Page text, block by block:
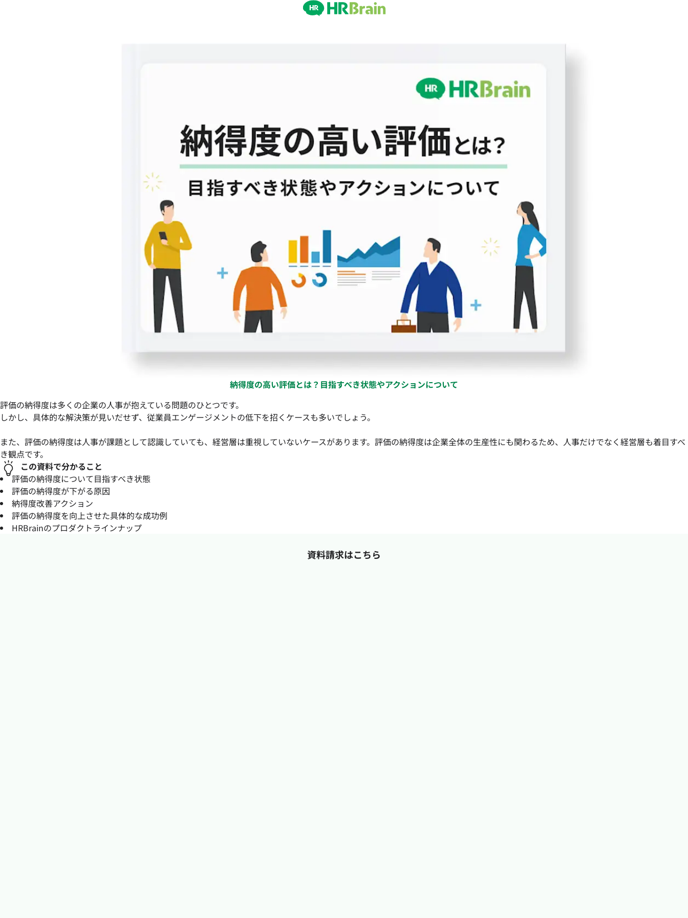
納得度の高い評価とは？目指すべき状態やアクションについて
評価の納得度は多くの企業の人事が抱えている問題のひとつです。
しかし、具体的な解決策が見いだせず、従業員エンゲージメントの低下を招くケースも多いでしょう。
また、評価の納得度は人事が課題として認識していても、経営層は重視していないケースがあります。評価の納得度は企業全体の生産性にも関わるため、人事だけでなく経営層も着目すべ
き観点です。
この資料で分かること
評価の納得度について目指すべき状態
評価の納得度が下がる原因
納得度改善アクション
評価の納得度を向上させた具体的な成功例
HRBrainのプロダクトラインナップ
資料請求はこちら